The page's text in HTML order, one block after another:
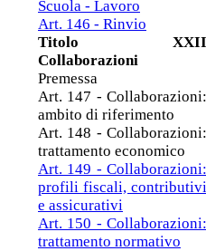
Scuola - Lavoro
Art. 146 - Rinvio
Titolo XXII
Collaborazioni
Premessa
Art. 147 - Collaborazioni:
ambito di riferimento
Art. 148 - Collaborazioni:
trattamento economico
Art. 149 - Collaborazioni:
profili fiscali, contributivi
e assicurativi
Art. 150 - Collaborazioni:
trattamento normativo